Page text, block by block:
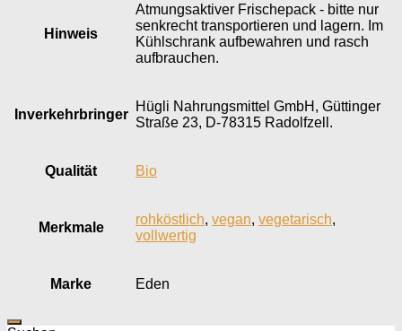
Hinweis
Atmungsaktiver Frischepack - bitte nur
senkrecht transportieren und lagern. Im
Kühlschrank aufbewahren und rasch
aufbrauchen.
Inverkehr­bringer
Hügli Nahrungsmittel GmbH, Güttinger
Straße 23, D-78315 Radolfzell.
Qualität Bio
Merkmale
rohköstlich, vegan, vegetarisch,
vollwertig
Marke Eden